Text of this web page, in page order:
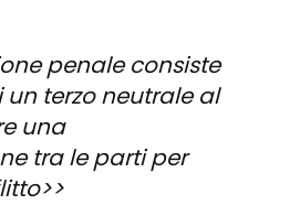
penale consiste
un terzo neutrale al
una
tra le parti per